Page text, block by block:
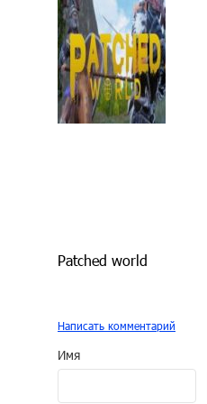
Patched world
Написать комментарий
Имя